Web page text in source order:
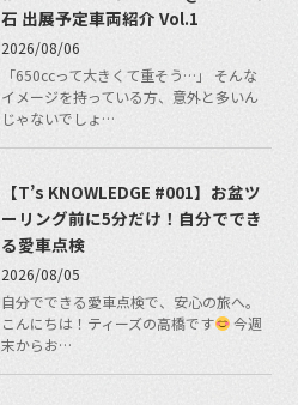
石 出展予定車両紹介 Vol.1
2026/08/06
「650ccって大きくて重そう…」 そんな
イメージを持っている方、意外と多いん
じゃないでしょ…
【T’s KNOWLEDGE #001】お盆ツ
ーリング前に5分だけ！自分ででき
る愛車点検
2026/08/05
自分でできる愛車点検で、安心の旅へ。
こんにちは！ティーズの高橋です
今週
末からお…